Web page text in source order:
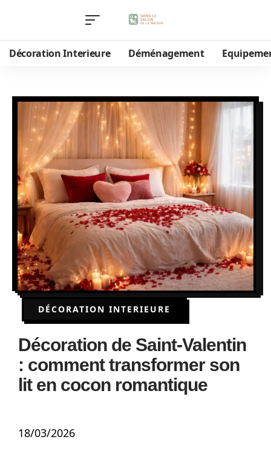
Décoration Interieure Déménagement
DÉCORATION INTERIEURE
Décoration de Saint-Valentin
: comment transformer son
lit en cocon romantique
18/03/2026